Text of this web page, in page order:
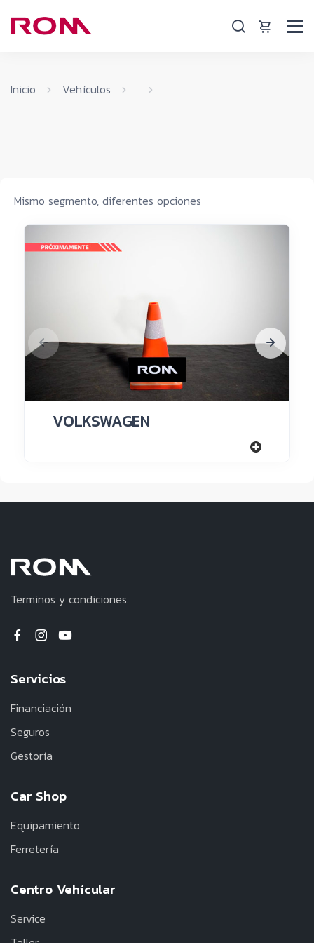
Inicio Vehículos
Mismo segmento, diferentes opciones
VOLKSWAGEN
Terminos y condiciones.
Servicios
Financiación
Seguros
Gestoría
Car Shop
Equipamiento
Ferretería
Centro Vehícular
Service